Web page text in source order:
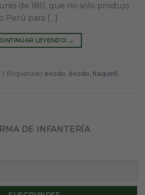
de 1811, que no sólo produjo
Perú para […]
LEYENDO →
Etiquetado exodo, éxodo, fraquelli,
DE INFANTERÍA